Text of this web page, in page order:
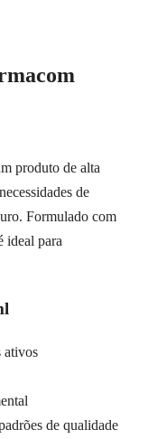
produto de alta
de
Formulado com
ideal para
ativos
de qualidade